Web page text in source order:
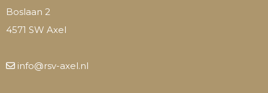
Boslaan 2
4571 SW Axel
info@rsv-axel.nl